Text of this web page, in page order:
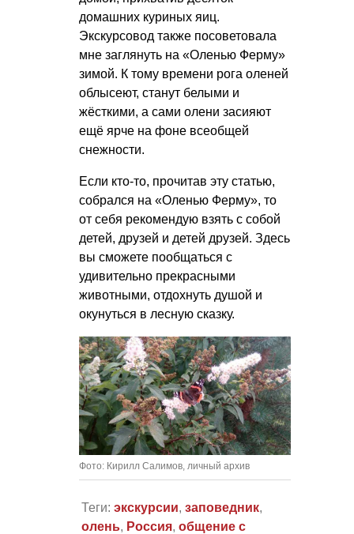
домашних куриных яиц.
Экскурсовод также посоветовала
мне заглянуть на «Оленью Ферму»
зимой. К тому времени рога оленей
облысеют, станут белыми и
жёсткими, а сами олени засияют
ещё ярче на фоне всеобщей
снежности.
Если кто-то, прочитав эту статью,
собрался на «Оленью Ферму», то
от себя рекомендую взять с собой
детей, друзей и детей друзей. Здесь
вы сможете пообщаться с
удивительно прекрасными
животными, отдохнуть душой и
окунуться в лесную сказку.
Фото: Кирилл Салимов, личный архив
Теги: экскурсии, заповедник,
олень, Россия, общение с